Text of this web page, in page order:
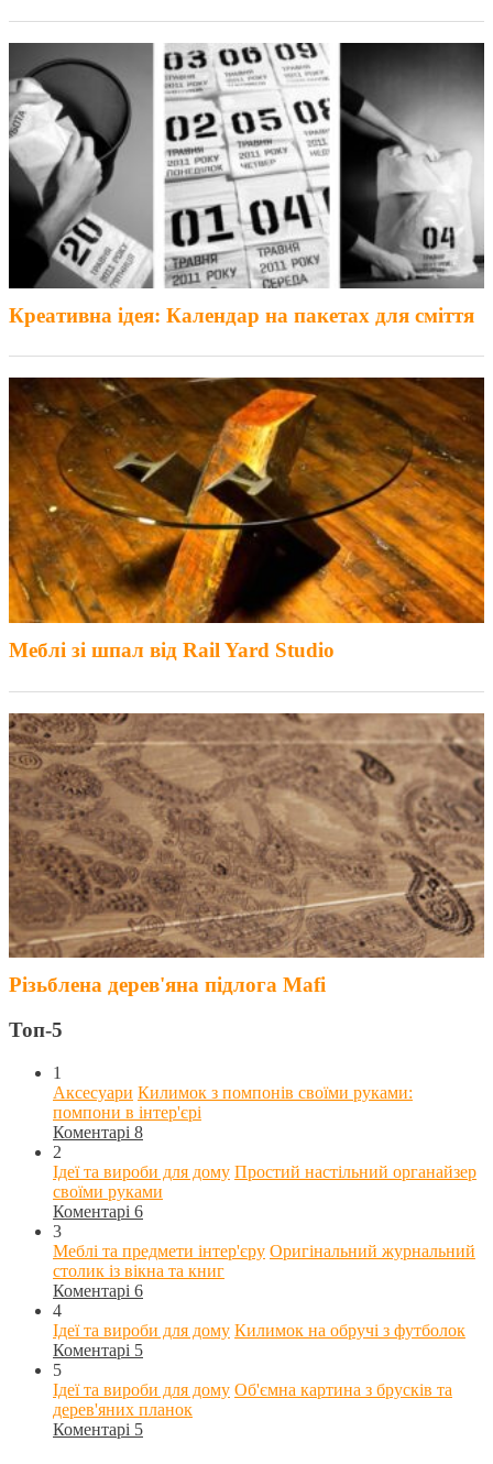
Креативна ідея: Календар на пакетах для сміття
Меблі зі шпал від Rail Yard Studio
Різьблена дерев'яна підлога Mafi
Топ-5
1
Аксесуари Килимок з помпонів своїми руками:
помпони в інтер'єрі
Коментарі 8
2
Ідеї та вироби для дому Простий настільний органайзер
своїми руками
Коментарі 6
3
Меблі та предмети інтер'єру Оригінальний журнальний
столик із вікна та книг
Коментарі 6
4
Ідеї та вироби для дому Килимок на обручі з футболок
Коментарі 5
5
Ідеї та вироби для дому Об'ємна картина з брусків та
дерев'яних планок
Коментарі 5